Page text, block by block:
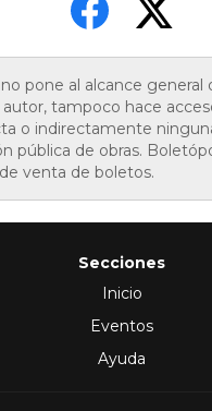
pone al alcance general
tampoco hace
o indirectamente
pública de obras.
venta de boletos.
Secciones
Inicio
Eventos
Ayuda